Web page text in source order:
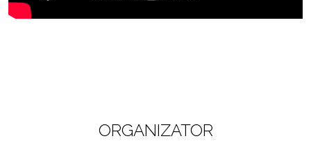
ORGANIZATOR